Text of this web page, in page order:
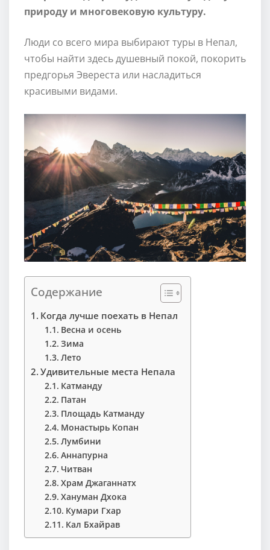
природу и многовековую культуру.
Люди со всего мира выбирают туры в Непал,
чтобы найти здесь душевный покой, покорить
предгорья Эвереста или насладиться
красивыми видами.
Содержание
Когда лучше поехать в Непал
Весна и осень
Зима
Лето
Удивительные места Непала
Катманду
Патан
Площадь Катманду
Монастырь Копан
Лумбини
Аннапурна
Читван
Храм Джаганнатх
Хануман Дхока
Кумари Гхар
Кал Бхайрав